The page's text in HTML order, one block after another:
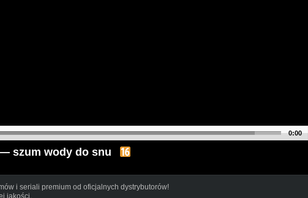
0:00
szum wody do snu
i seriali premium od oficjalnych dystrybutorów!
jakości.